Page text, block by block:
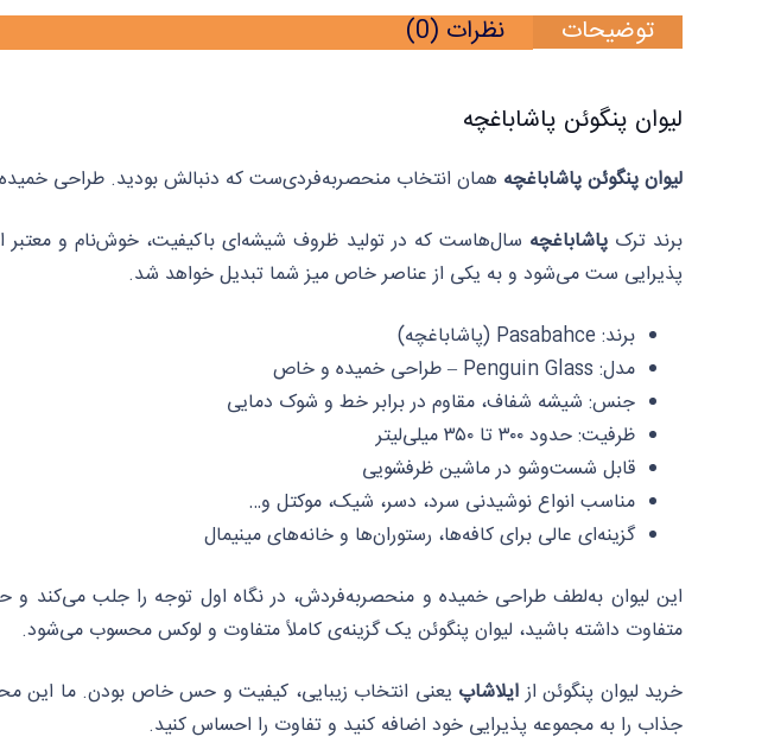
توضیحات نظرات (0)
لیوان پنگوئن پاشاباغچه
لیوان پنگوئن پاشاباغچه همان انتخاب منحصربه‌فردی‌ست که دنبالش بودید. طراحی خمیده‌ی
برند ترکپاشاباغچه سال‌هاست که در تولید ظروف شیشه‌ای باکیفیت، خوش‌نام و
پذیرایی ست می‌شود و به یکی از عناصر خاص میز شما تبدیل خواهد شد.
برند: Pasabahce (پاشاباغچه)
مدل: Penguin Glass – طراحی خمیده و خاص
جنس: شیشه شفاف، مقاوم در برابر خط و شوک دمایی
ظرفیت: حدود ۳۰۰ تا ۳۵۰ میلی‌لیتر
قابل شست‌وشو در ماشین ظرفشویی
مناسب انواع نوشیدنی سرد، دسر، شیک، موکتل و…
گزینه‌ای عالی برای کافه‌ها، رستوران‌ها و خانه‌های مینیمال
این لیوان به‌لطف طراحی خمیده و منحصر‌به‌فردش، در نگاه اول توجه را جلب می‌کند
متفاوت داشته باشید، لیوان پنگوئن یک گزینه‌ی کاملاً متفاوت و لوکس محسوب می‌شود.
خرید لیوان پنگوئن ازایلاشاپ یعنی انتخاب زیبایی، کیفیت و حس خاص بودن. ما این
جذاب را به مجموعه پذیرایی خود اضافه کنید و تفاوت را احساس کنید.